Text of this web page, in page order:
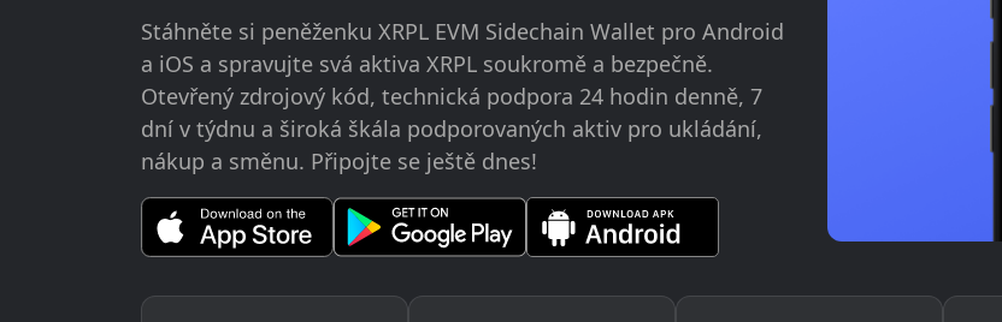
Stáhněte si peněženku XRPL EVM Sidechain Wallet pro Android
a iOS a spravujte svá aktiva XRPL soukromě a bezpečně.
Otevřený zdrojový kód, technická podpora 24 hodin denně, 7
dní v týdnu a široká škála podporovaných aktiv pro ukládání,
nákup a směnu. Připojte se ještě dnes!